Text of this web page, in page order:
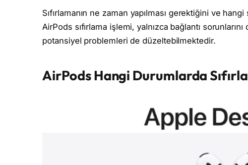
Sıfırlamanın ne zaman yapılması gerektiğini ve
AirPods sıfırlama işlemi, yalnızca bağlantı
potansiyel problemleri de düzeltebilmektedir.
AirPods Hangi Durumlarda